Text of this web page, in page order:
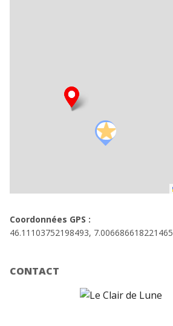
Coordonnées GPS :
46.11103752198493, 7.006686618221465
CONTACT